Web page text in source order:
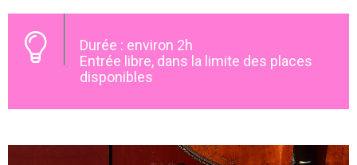
Durée : environ 2h
Entrée libre, dans la limite des places
disponibles